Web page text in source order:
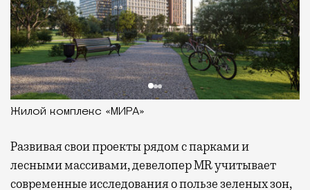
Жилой комплекс «МИРА»
Развиваясвои проекты рядом с парками и
лесными массивами, девелопер MR учитывает
современные исследования о пользе зеленых зон,